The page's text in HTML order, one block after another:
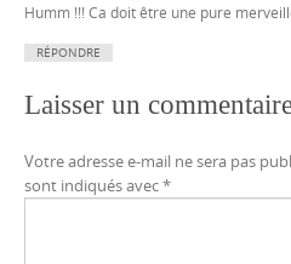
Humm !!! Ca doit être une pure
RÉPONDRE
Laisser un
Votre adresse e-mail ne sera pas
sont indiqués avec*